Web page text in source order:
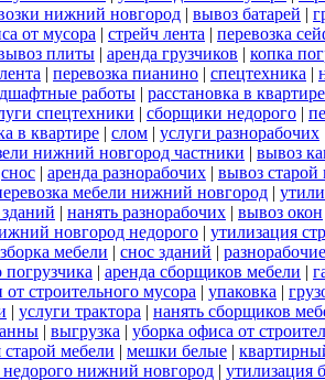
нижний новгород | вывоз батарей |
от мусора | стрейч лента | перевозка
плиты | аренда грузчиков | копка
лента | перевозка пианино | спецтехника |
работы | расстановка в квартире
спецтехники | сборщики недорого |
в квартире | слом | услуги разнорабочих
нижний новгород частники | вывоз
снос | аренда разнорабочих | вывоз старой
мебели нижний новгород |
| нанять разнорабочих | вывоз окон
новгород недорого | утилизация
мебели | снос зданий |
погрузчика | аренда сборщиков мебели |
от строительного мусора | упаковка |
| услуги трактора | нанять сборщиков
| выгрузка | уборка офиса от
старой мебели | мешки белые |
нижний новгород | утилизация